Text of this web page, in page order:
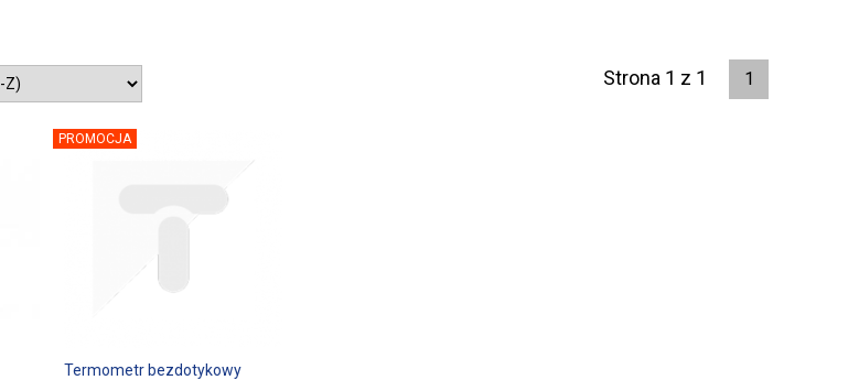
Strona 1 z 1 1
PROMOCJA
Termometr bezdotykowy